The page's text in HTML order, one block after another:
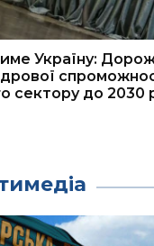
Україну:
сектору до 2030